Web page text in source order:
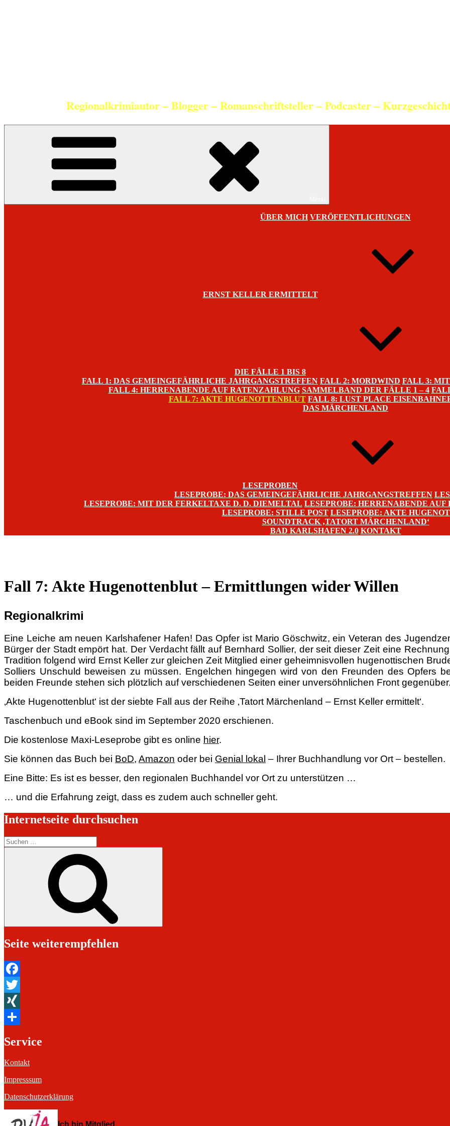
Regionalkrimiautor – Blogger – Romanschriftsteller – Podcaster –
ÜBER MICH VERÖFFENTLICHUNGEN
ERNST KELLER ERMITTELT
DIE FÄLLE 1 BIS 8
FALL 1: DAS GEMEINGEFÄHRLICHE JAHRGANGSTREFFEN FALL 2: MORDWIND FALL 3:
FALL 4: HERRENABENDE AUF RATENZAHLUNG SAMMELBAND DER FÄLLE 1 – 4
FALL 7: AKTE HUGENOTTENBLUT FALL 8: LUST PLACE
DAS MÄRCHENLAND
LESEPROBEN
LESEPROBE: DAS GEMEINGEFÄHRLICHE JAHRGANGSTREFFEN
LESEPROBE: MIT DER FERKELTAXE D. D. DIEMELTAL LESEPROBE: HERRENABENDE
LESEPROBE: STILLE POST LESEPROBE: AKTE
SOUNDTRACK ‚TATORT MÄRCHENLAND‘
BAD KARLSHAFEN 2.0 KONTAKT
Fall 7: Akte Hugenottenblut – Ermittlungen wider Willen
Regionalkrimi
Eine Leiche am neuen Karlshafener Hafen! Das Opfer ist Mario Göschwitz, ein Veteran des
Bürger der Stadt empört hat. Der Verdacht fällt auf Bernhard Sollier, der seit dieser Zeit eine
Tradition folgend wird Ernst Keller zur gleichen Zeit Mitglied einer geheimnisvollen hugenottischen
Solliers Unschuld beweisen zu müssen. Engelchen hingegen wird von den Freunden des Opfers
beiden Freunde stehen sich plötzlich auf verschiedenen Seiten einer unversöhnlichen Front
‚Akte Hugenottenblut‘ ist der siebte Fall aus der Reihe ‚Tatort Märchenland – Ernst Keller ermittelt‘.
Taschenbuch und eBook sind im September 2020 erschienen.
Die kostenlose Maxi-Leseprobe gibt es online hier.
Sie können das Buch bei BoD, Amazon oder bei Genial lokal – Ihrer Buchhandlung vor Ort – bestellen.
Eine Bitte: Es ist es besser, den regionalen Buchhandel vor Ort zu unterstützen …
… und die Erfahrung zeigt, dass es zudem auch schneller geht.
Internetseite durchsuchen
Suchen
nach:
Seite weiterempfehlen
Facebook
Twitter
XING
Service
Kontakt
Impresssum
Datenschutzerklärung